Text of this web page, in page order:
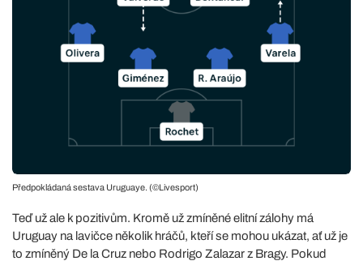
Předpokládaná sestava Uruguaye. (©Livesport)
Teď už ale k pozitivům. Kromě už zmíněné elitní zálohy má
Uruguay na lavičce několik hráčů, kteří se mohou ukázat, ať už je
to zmíněný De la Cruz nebo Rodrigo Zalazar z Bragy. Pokud